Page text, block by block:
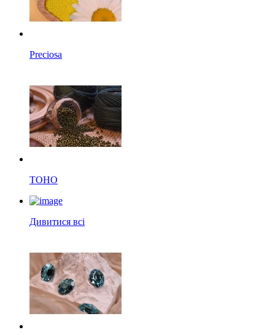
Preciosa
TOHO
Дивитися всі